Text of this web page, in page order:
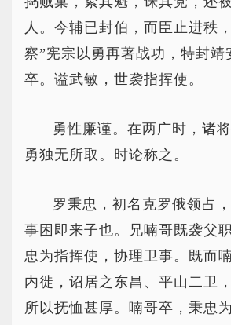
人。今辅已封伯，而臣止进秩
察”宪宗以勇再著战功，特封靖
卒。谥武敏，世袭指挥使。
勇性廉谨。在两广时，诸
勇独无所取。时论称之。
罗秉忠，初名克罗俄领占
事困即来子也。兄喃哥既袭父
忠为指挥使，协理卫事。既而
内徙，诏居之东昌、平山二卫
所以抚恤甚厚。喃哥卒，秉忠